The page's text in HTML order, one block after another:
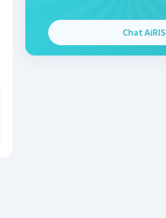
Chat AiRIS